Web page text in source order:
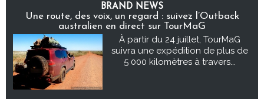
BRAND NEWS
Une route, des voix, un regard : suivez l’Outback
australien en direct sur TourMaG
À partir du 24 juillet, TourMaG
suivra une expédition de plus de
5 000 kilomètres à travers...